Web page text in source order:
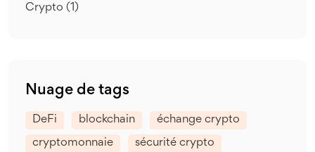
Crypto (1)
Nuage de tags
DeFi blockchain échange crypto
cryptomonnaie sécurité crypto